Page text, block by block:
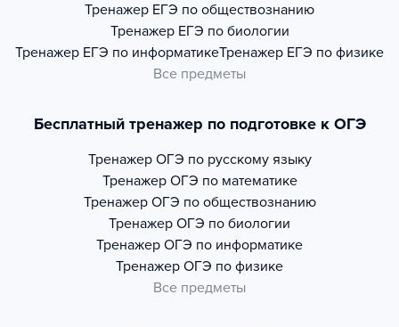
Тренажер ЕГЭ по обществознанию
Тренажер ЕГЭ по биологии
Тренажер ЕГЭ по информатикеТренажер ЕГЭ по физике
Все предметы
Бесплатный тренажер по подготовке к ОГЭ
Тренажер ОГЭ по русскому языку
Тренажер ОГЭ по математике
Тренажер ОГЭ по обществознанию
Тренажер ОГЭ по биологии
Тренажер ОГЭ по информатике
Тренажер ОГЭ по физике
Все предметы